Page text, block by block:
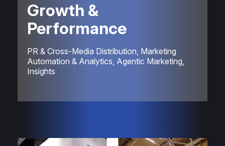
Growth &
Performance
PR & Cross-Media Distribution, Marketing
Automation & Analytics, Agentic Marketing,
Insights